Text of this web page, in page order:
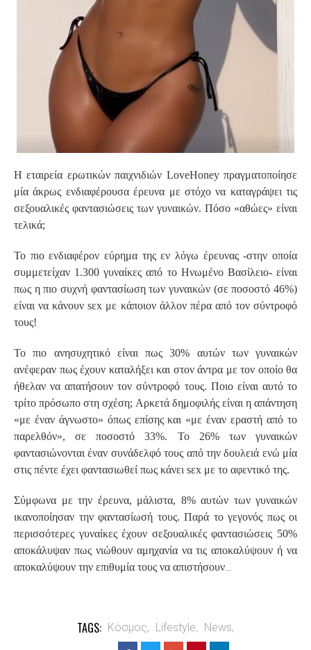
Η εταιρεία ερωτικών παιχνιδιών LoveHoney πραγματοποίησε
μία άκρως ενδιαφέρουσα έρευνα με στόχο να καταγράψει τις
σεξουαλικές φαντασιώσεις των γυναικών. Πόσο «αθώες» είναι
τελικά;
Το πιο ενδιαφέρον εύρημα της εν λόγω έρευνας -στην οποία
συμμετείχαν 1.300 γυναίκες από το Ηνωμένο Βασίλειο- είναι
πως η πιο συχνή φαντασίωση των γυναικών (σε ποσοστό 46%)
είναι να κάνουν sεx με κάποιον άλλον πέρα από τον σύντροφό
τους!
Το πιο ανησυχητικό είναι πως 30% αυτών των γυναικών
ανέφεραν πως έχουν καταλήξει και στον άντρα με τον οποίο θα
ήθελαν να απατήσουν τον σύντροφό τους. Ποιο είναι αυτό το
τρίτο πρόσωπο στη σχέση; Αρκετά δημοφιλής είναι η απάντηση
«με έναν άγνωστο» όπως επίσης και «με έναν εραστή από το
παρελθόν», σε ποσοστό 33%. Το 26% των γυναικών
φαντασιώνονται έναν συνάδελφό τους από την δουλειά ενώ μία
στις πέντε έχει φαντασιωθεί πως κάνει sεx με το αφεντικό της.
Σύμφωνα με την έρευνα, μάλιστα, 8% αυτών των γυναικών
ικανοποίησαν την φαντασίωσή τους. Παρά το γεγονός πως οι
περισσότερες γυναίκες έχουν σεξουαλικές φαντασιώσεις 50%
αποκάλυψαν πως νιώθουν αμηχανία να τις αποκαλύψουν ή να
αποκαλύψουν την επιθυμία τους να απιστήσουν…
TAGS: Κόσμος, Lifestyle, News,